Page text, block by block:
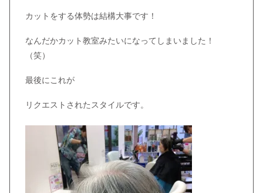
カットをする体勢は結構大事です！
なんだかカット教室みたいになってしまいました！
（笑）
最後にこれが
リクエストされたスタイルです。